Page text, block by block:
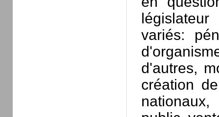
variés:
d'autres,
création